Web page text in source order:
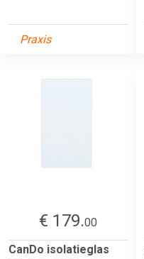
Praxis
€ 179.00
CanDo isolatieglas